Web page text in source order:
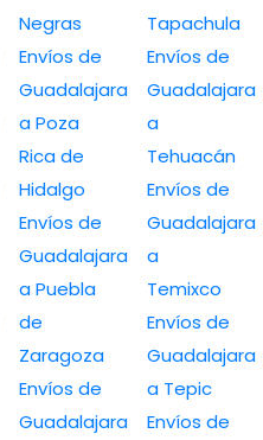
Negras
Envíos de
Guadalajara
a Poza
Rica de
Hidalgo
Envíos de
Guadalajara
a Puebla
de
Zaragoza
Envíos de
Guadalajara
Tapachula
Envíos de
Guadalajara
a
Tehuacán
Envíos de
Guadalajara
a
Temixco
Envíos de
Guadalajara
a Tepic
Envíos de